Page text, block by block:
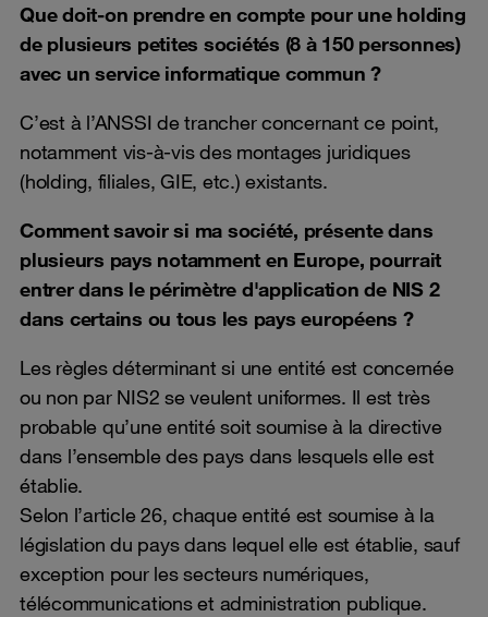
Que doit-on prendre en compte pour une holding
de plusieurs petites sociétés (8 à 150 personnes)
avec un service informatique commun ?
C’est à l’ANSSI de trancher concernant ce point,
notamment vis-à-vis des montages juridiques
(holding, filiales, GIE, etc.) existants.
Comment savoir si ma société, présente dans
plusieurs pays notamment en Europe, pourrait
entrer dans le périmètre d'application de NIS 2
dans certains ou tous les pays européens ?
Les règles déterminant si une entité est concernée
ou non par NIS2 se veulent uniformes. Il est très
probable qu’une entité soit soumise à la directive
dans l’ensemble des pays dans lesquels elle est
établie.
Selon l’article 26, chaque entité est soumise à la
législation du pays dans lequel elle est établie, sauf
exception pour les secteurs numériques,
télécommunications et administration publique.